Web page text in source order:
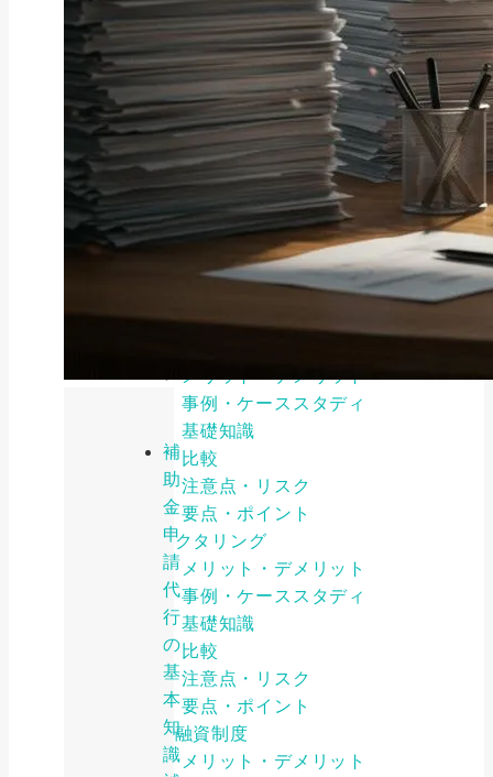
補
助
金
申
請
代
行
の
基
本
知
識
2025/08/04
カテゴリCATEGORY
特集記事
お役立ち情報
ビジネスファイナンス
メリット・デメリット
事例・ケーススタディ
基礎知識
比較
注意点・リスク
要点・ポイント
メリット・デメリット
事例・ケーススタディ
基礎知識
比較
注意点・リスク
要点・ポイント
ファクタリング
メリット・デメリット
事例・ケーススタディ
基礎知識
比較
注意点・リスク
要点・ポイント
公的融資制度
メリット・デメリット